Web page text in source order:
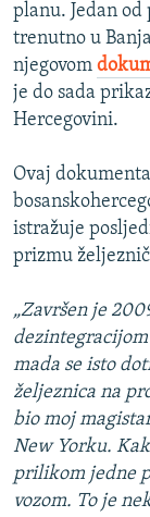
planu. Jedan
trenutno u
njegovom
je do sada
Hercegovini.
Ovaj
istražuje
prizmu
„Završen je
mada se isto
željeznica na
bio moj
New Yorku.
prilikom jedne
vozom. To je